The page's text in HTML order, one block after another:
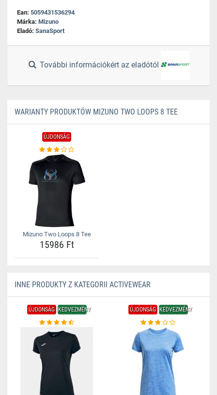
Ean: 5059431536294
Márka: Mizuno
Eladó: SanaSport
További információkért az eladótól
WARIANTY PRODUKTÓW MIZUNO TWO LOOPS 8 TEE
ÚJDONSÁG
Mizuno Two Loops 8 Tee
15986 Ft
INNE PRODUKTY Z KATEGORII ACTIVEWEAR
ÚJDONSÁG KEDVEZMÉNY ÚJDONSÁG KEDVEZMÉNY